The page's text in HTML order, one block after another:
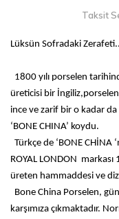
Taksit
Lüksün Sofradaki
1800 yılı porselen
üreticisi bir
ince ve zarif bir o kadar da
‘BONE CHINA’ koydu.
Türkçe de ‘BONE CHİNA
ROYAL LONDON markası
üreten hammaddesi ve
Bone China Porselen,
karşımıza çıkmaktadır.